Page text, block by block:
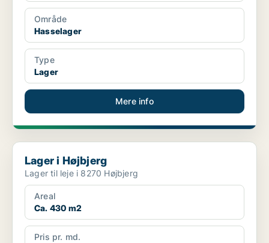
Område
Hasselager
Type
Lager
Mere info
Lager i Højbjerg
Lager i Højbjerg
Lager til leje i 8270 Højbjerg
Areal
Ca. 430 m2
Pris pr. md.